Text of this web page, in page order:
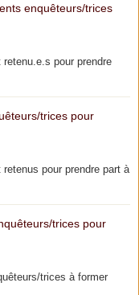
enquêteurs/trices
pour prendre
trices pour
pour prendre part à
trices pour
trices à former